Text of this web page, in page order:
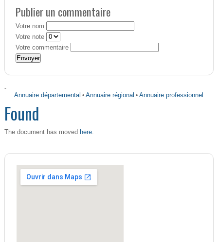
Publier un commentaire
Votre nom
Votre note
Votre commentaire
-
Annuaire départemental •Annuaire régional •Annuaire professionnel
Found
The document has moved here.